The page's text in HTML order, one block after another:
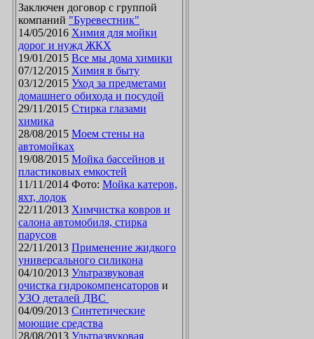
Заключен договор с группой
компаний "Буревестник"
14/05/2016 Химия для мойки
дорог и нужд ЖКХ
19/01/2015
Все мы дома химики
07/12/2015 Химия в быту
03/12/2015 Уход за предметами
домашнего обихода и посудой
29/11/2015 Стирка глазами
химика
28/08/2015 Моем стены на
автомойках
19/08/2015 Мойка бассейнов и
пластиковых емкостей
11/11/2014 Фото: Мойка катеров,
яхт, лодок
22/11/2013 Химчистка ковров и
салона автомобиля, стирка
парусов
22/11/2013 Применение жидкого
универсального силикона
04/10/2013 Ультразвуковая
очистка гидрокомпенсаторов и
УЗО деталей ДВС
04/09/2013 Синтетические
моющие средства
28/08/2013 Ультразвуковая